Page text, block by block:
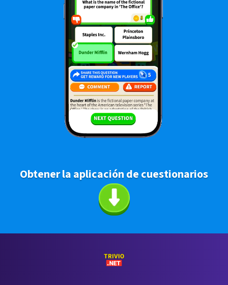
Obtener la aplicación de cuestionarios